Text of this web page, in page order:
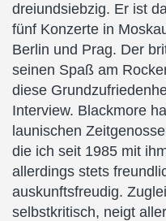
dreiundsiebzig. Er ist
fünf Konzerte in
Berlin und Prag. Der
seinen Spaß am
diese
Interview. Blackmore
launischen
die ich seit 1985 mit
allerdings stets
auskunftsfreudig.
selbstkritisch, neigt